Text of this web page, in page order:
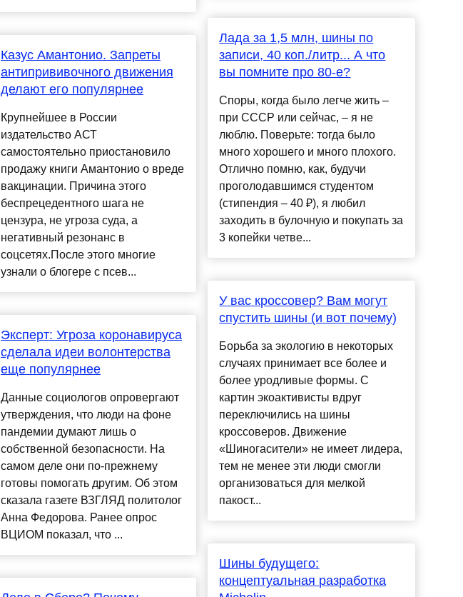
Казус Амантонио. Запреты
антипрививочного движения
делают его популярнее
Крупнейшее в России
издательство АСТ
самостоятельно приостановило
продажу книги Амантонио о вреде
вакцинации. Причина этого
беспрецедентного шага не
цензура, не угроза суда, а
негативный резонанс в
соцсетях.После этого многие
узнали о блогере с псев...
Эксперт: Угроза коронавируса
сделала идеи волонтерства
еще популярнее
Данные социологов опровергают
утверждения, что люди на фоне
пандемии думают лишь о
собственной безопасности. На
самом деле они по-прежнему
готовы помогать другим. Об этом
сказала газете ВЗГЛЯД политолог
Анна Федорова. Ранее опрос
ВЦИОМ показал, что ...
Лада за 1,5 млн, шины по
записи, 40 коп./литр... А что
вы помните про 80-е?
Споры, когда было легче жить –
при СССР или сейчас, – я не
люблю. Поверьте: тогда было
много хорошего и много плохого.
Отлично помню, как, будучи
проголодавшимся студентом
(стипендия – 40 ₽), я любил
заходить в булочную и покупать за
3 копейки четве...
У вас кроссовер? Вам могут
спустить шины (и вот почему)
Борьба за экологию в некоторых
случаях принимает все более и
более уродливые формы. С
картин экоактивисты вдруг
переключились на шины
кроссоверов. Движение
«Шиногасители» не имеет лидера,
тем не менее эти люди смогли
организоваться для мелкой
пакост...
Шины будущего:
концептуальная разработка